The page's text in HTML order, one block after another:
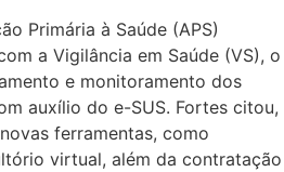
Primária à Saúde (APS)
a Vigilância em Saúde (VS), o
e monitoramento dos
auxílio do e-SUS. Fortes citou,
ferramentas, como
virtual, além da contratação